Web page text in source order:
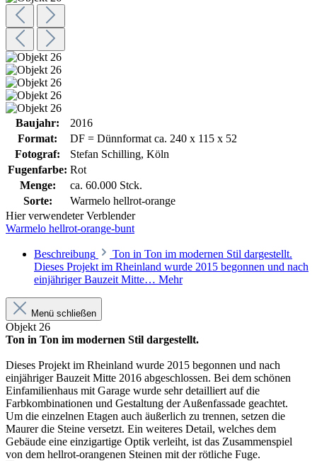
Baujahr:
2016
Format:
DF = Dünnformat ca. 240 x 115 x 52
Fotograf:
Stefan Schilling, Köln
Fugenfarbe: Rot
Menge:
ca. 60.000 Stck.
Sorte:
Warmelo hellrot-orange
Hier verwendeter Verblender
Warmelo hellrot-orange-bunt
Beschreibung
Ton in Ton im modernen Stil dargestellt.
Dieses Projekt im Rheinland wurde 2015 begonnen und nach
einjähriger Bauzeit Mitte… Mehr
Menü schließen
Objekt 26
Ton in Ton im modernen Stil dargestellt.
Dieses Projekt im Rheinland wurde 2015 begonnen und nach
einjähriger Bauzeit Mitte 2016 abgeschlossen. Bei dem schönen
Einfamilienhaus mit Garage wurde sehr detailliert auf die
Farbkombinationen und Gestaltung der Außenfassade geachtet.
Um die einzelnen Etagen auch äußerlich zu trennen, setzen die
Maurer die Steine versetzt. Ein weiteres Detail, welches dem
Gebäude eine einzigartige Optik verleiht, ist das Zusammenspiel
von dem hellrot-orangenen Steinen mit der rötliche Fuge.